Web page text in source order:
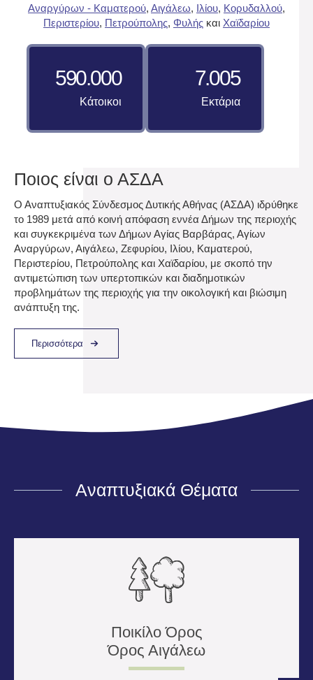
Αναργύρων - Καματερού, Αιγάλεω, Ιλίου, Κορυδαλλού,
Περιστερίου, Πετρούπολης, Φυλής και Χαϊδαρίου
590.000
Κάτοικοι
7.005
Εκτάρια
Ποιος είναι ο ΑΣΔΑ
Ο Αναπτυξιακός Σύνδεσμος Δυτικής Αθήνας (ΑΣΔΑ) ιδρύθηκε
το 1989 μετά από κοινή απόφαση εννέα Δήμων της περιοχής
και συγκεκριμένα των Δήμων Αγίας Βαρβάρας, Αγίων
Αναργύρων, Αιγάλεω, Ζεφυρίου, Ιλίου, Καματερού,
Περιστερίου, Πετρούπολης και Χαϊδαρίου, με σκοπό την
αντιμετώπιση των υπερτοπικών και διαδημοτικών
προβλημάτων της περιοχής για την οικολογική και βιώσιμη
ανάπτυξη της.
Περισσότερα
Αναπτυξιακά Θέματα
Ποικίλο Όρος
Όρος Αιγάλεω